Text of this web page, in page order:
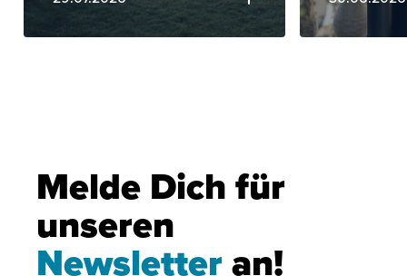
Melde Dich für
unseren
Newsletteran!